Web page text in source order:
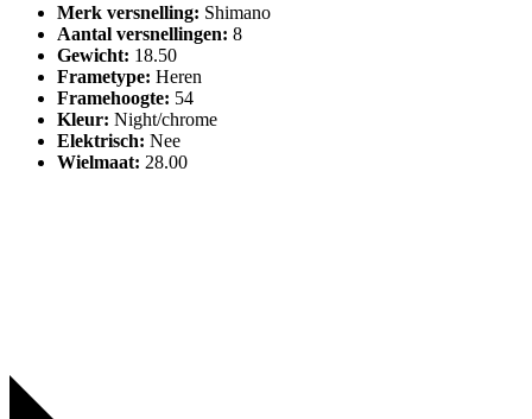
Merk versnelling: Shimano
Aantal versnellingen: 8
Gewicht: 18.50
Frametype: Heren
Framehoogte: 54
Kleur: Night/chrome
Elektrisch: Nee
Wielmaat: 28.00